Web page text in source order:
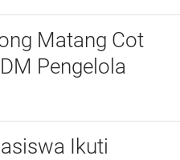
Matang Cot
Pengelola
Ikuti